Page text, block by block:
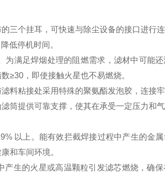
三个挂耳，可快速与除尘设备的接口进行
低停机时间。
为满足焊烟处理的阻燃需求，滤材中可能
≥30，即使接触火星也不易燃烧。
料粘接处采用特殊的聚氨酯发泡胶，连接
筒提供可靠支撑，使其在承受一定压力和气
以上。能有效拦截焊接过程中产生的金
和车间环境。
产生的火星或高温颗粒引发滤芯燃烧，确